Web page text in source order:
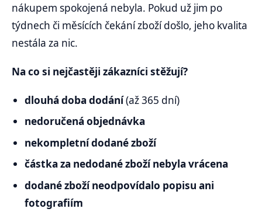
nákupem spokojená nebyla. Pokud už jim po
týdnech či měsících čekání zboží došlo, jeho kvalita
nestála za nic.
Na co si nejčastěji zákazníci stěžují?
dlouhá doba dodání(až 365 dní)
nedoručená objednávka
nekompletní dodané zboží
částka za nedodané zboží nebyla vrácena
dodané zboží neodpovídalo popisu ani
fotografiím